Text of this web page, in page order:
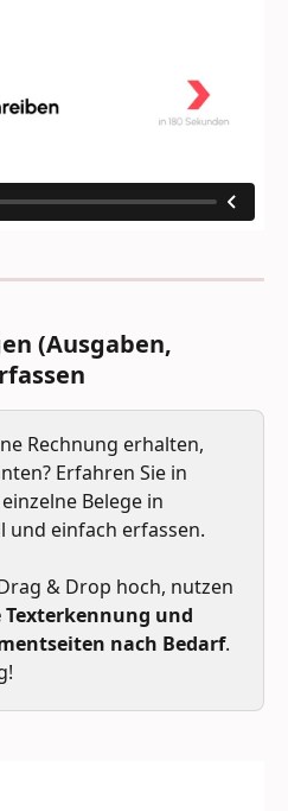
(Ausgaben,
Rechnung erhalten,
Erfahren Sie in
Belege in
und einfach erfassen.
& Drop hoch, nutzen
und
nach Bedarf.